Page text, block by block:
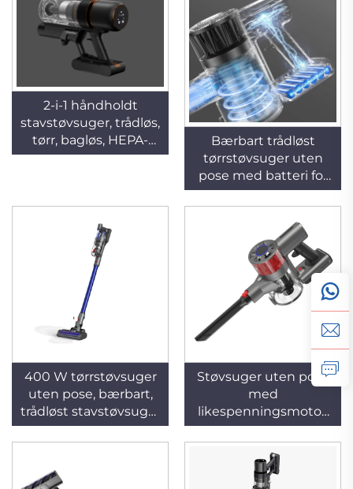
for hoteller og
husholdninger
2-i-1 håndholdt
stavstøvsuger, trådløs,
tørr, bagløs, HEPA-
filter, børsteløs motor,
Bærbart trådløst
tørrstøvsuger uten
pose med batteri for
gulvstøvsuging i
husholdning og hotell
400 W tørrstøvsuger
uten pose, bærbart,
trådløst stavstøvsuger
med syklonfunksjon
for rengjøring av
i hotell og
Støvsuger uten pose
med
likespenningsmotor,
batteri- eller
strømdrevet, 200 W,
for hjemmebruk og
på hotell, automatisk